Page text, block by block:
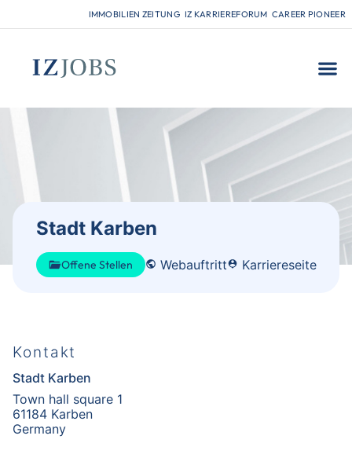
IMMOBILIEN ZEITUNG IZ KARRIEREFORUM CAREER PIONEER
Stadt Karben
Offene Stellen Webauftritt Karriereseite
Kontakt
Stadt Karben
Town hall square 1
61184 Karben
Germany